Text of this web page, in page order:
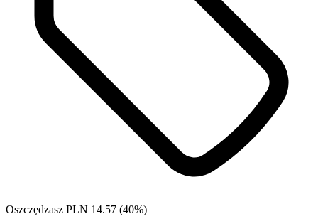
Oszczędzasz PLN 14.57 (40%)